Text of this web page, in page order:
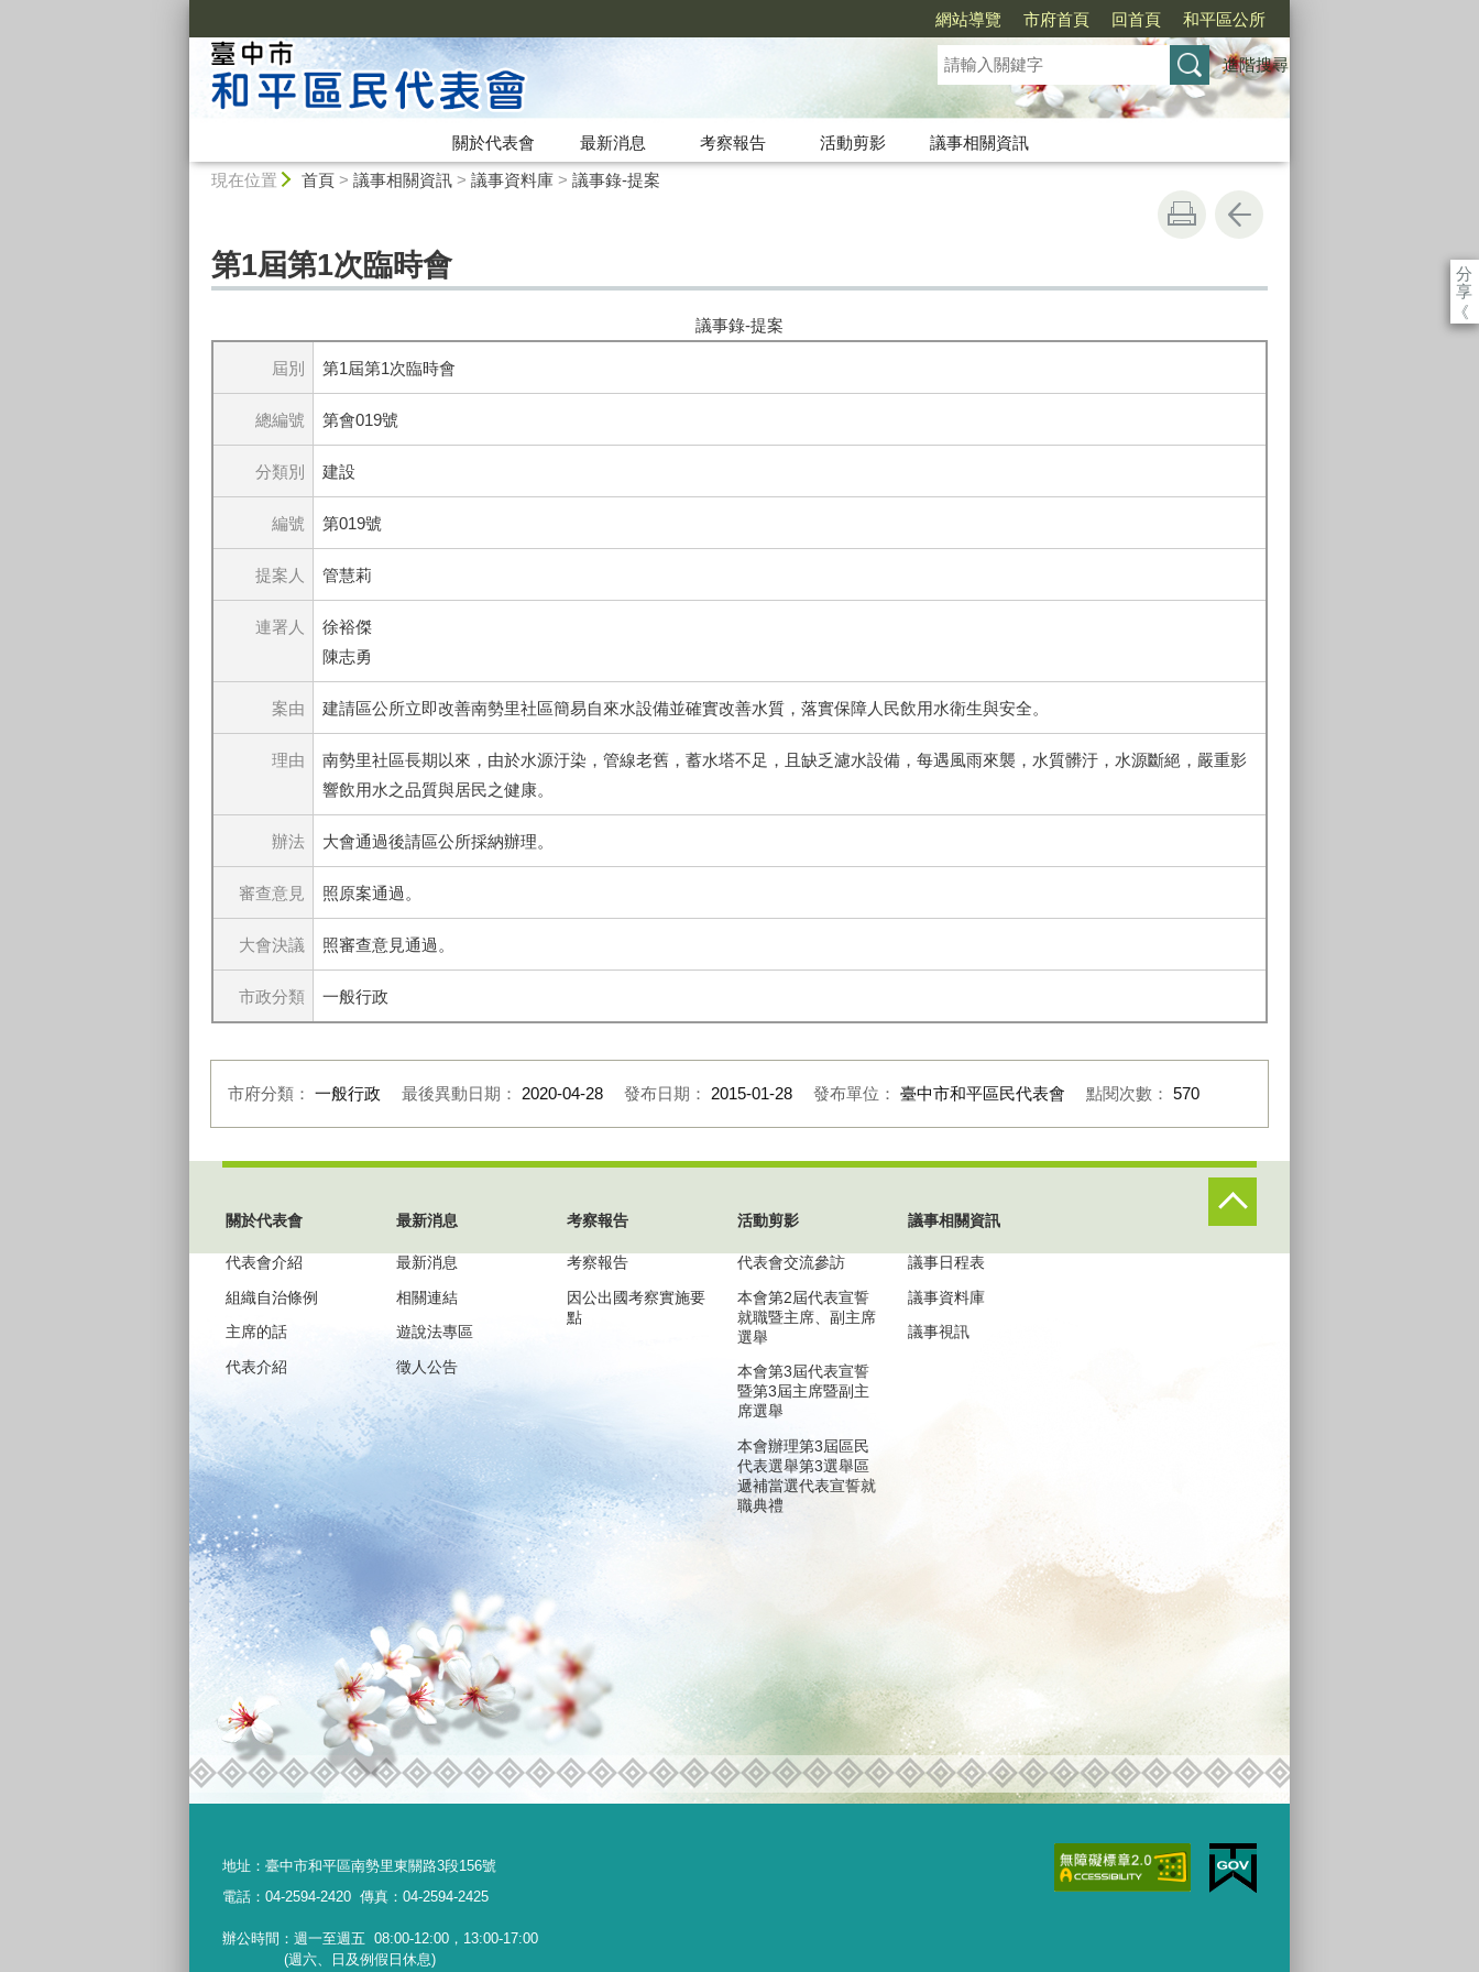
網站導覽 市府首頁 回首頁 和平區公所
進階搜尋
關於代表會 最新消息 考察報告 活動剪影
議事相關資訊
現在位置 首頁> 議事相關資訊> 議事資料庫> 議事錄-提案
分
享
《
第1屆第1次臨時會
議事錄-提案
屆別 第1屆第1次臨時會
總編號 第會019號
分類別 建設
編號 第019號
提案人 管慧莉
連署人
徐裕傑
陳志勇
案由 建請區公所立即改善南勢里社區簡易自來水設備並確實改善水質，落實保障人民飲用水衛生與安全。
理由
南勢里社區長期以來，由於水源汙染，管線老舊，蓄水塔不足，且缺乏濾水設備，每遇風雨來襲，水質髒汙，水源斷絕，嚴重影
響飲用水之品質與居民之健康。
辦法 大會通過後請區公所採納辦理。
審查意見 照原案通過。
大會決議 照審查意見通過。
市政分類 一般行政
市府分類： 一般行政 最後異動日期： 2020-04-28 發布日期： 2015-01-28 發布單位： 臺中市和平區民代表會 點閱次數： 570
關於代表會
代表會介紹
組織自治條例
主席的話
代表介紹
最新消息
最新消息
相關連結
遊說法專區
徵人公告
考察報告
考察報告
因公出國考察實施要
點
活動剪影
代表會交流參訪
本會第2屆代表宣誓
就職暨主席、副主席
選舉
本會第3屆代表宣誓
暨第3屆主席暨副主
席選舉
本會辦理第3屆區民
代表選舉第3選舉區
遞補當選代表宣誓就
職典禮
議事相關資訊
議事日程表
議事資料庫
議事視訊
地址： 臺中市和平區南勢里東關路3段156號
電話：04-2594-2420 傳真：04-2594-2425
辦公時間：週一至週五 08:00-12:00，13:00-17:00
(週六、日及例假日休息)